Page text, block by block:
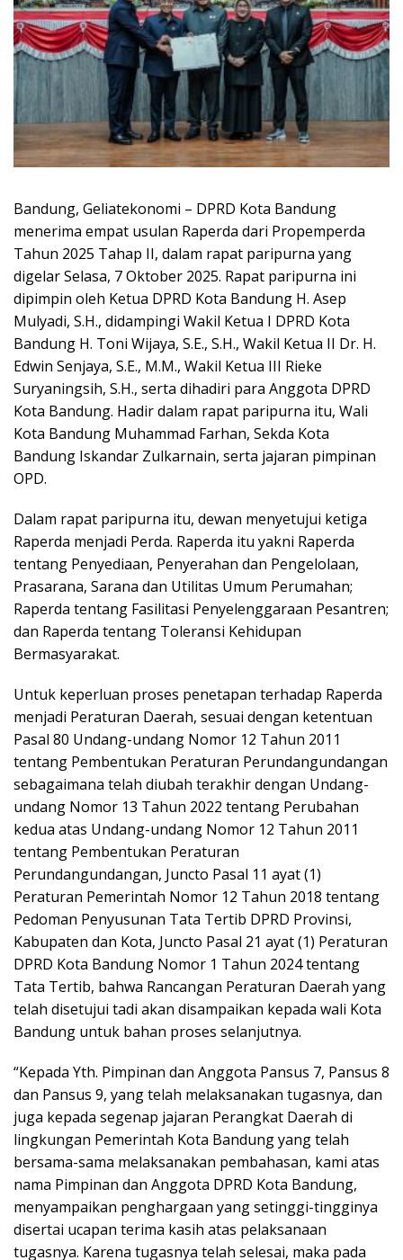
Bandung, Geliatekonomi – DPRD Kota Bandung
menerima empat usulan Raperda dari Propemperda
Tahun 2025 Tahap II, dalam rapat paripurna yang
digelar Selasa, 7 Oktober 2025. Rapat paripurna ini
dipimpin oleh Ketua DPRD Kota Bandung H. Asep
Mulyadi, S.H., didampingi Wakil Ketua I DPRD Kota
Bandung H. Toni Wijaya, S.E., S.H., Wakil Ketua II Dr. H.
Edwin Senjaya, S.E., M.M., Wakil Ketua III Rieke
Suryaningsih, S.H., serta dihadiri para Anggota DPRD
Kota Bandung. Hadir dalam rapat paripurna itu, Wali
Kota Bandung Muhammad Farhan, Sekda Kota
Bandung Iskandar Zulkarnain, serta jajaran pimpinan
OPD.
Dalam rapat paripurna itu, dewan menyetujui ketiga
Raperda menjadi Perda. Raperda itu yakni Raperda
tentang Penyediaan, Penyerahan dan Pengelolaan,
Prasarana, Sarana dan Utilitas Umum Perumahan;
Raperda tentang Fasilitasi Penyelenggaraan Pesantren;
dan Raperda tentang Toleransi Kehidupan
Bermasyarakat.
Untuk keperluan proses penetapan terhadap Raperda
menjadi Peraturan Daerah, sesuai dengan ketentuan
Pasal 80 Undang-undang Nomor 12 Tahun 2011
tentang Pembentukan Peraturan Perundangundangan
sebagaimana telah diubah terakhir dengan Undang-
undang Nomor 13 Tahun 2022 tentang Perubahan
kedua atas Undang-undang Nomor 12 Tahun 2011
tentang Pembentukan Peraturan
Perundangundangan, Juncto Pasal 11 ayat (1)
Peraturan Pemerintah Nomor 12 Tahun 2018 tentang
Pedoman Penyusunan Tata Tertib DPRD Provinsi,
Kabupaten dan Kota, Juncto Pasal 21 ayat (1) Peraturan
DPRD Kota Bandung Nomor 1 Tahun 2024 tentang
Tata Tertib, bahwa Rancangan Peraturan Daerah yang
telah disetujui tadi akan disampaikan kepada wali Kota
Bandung untuk bahan proses selanjutnya.
“Kepada Yth. Pimpinan dan Anggota Pansus 7, Pansus 8
dan Pansus 9, yang telah melaksanakan tugasnya, dan
juga kepada segenap jajaran Perangkat Daerah di
lingkungan Pemerintah Kota Bandung yang telah
bersama-sama melaksanakan pembahasan, kami atas
nama Pimpinan dan Anggota DPRD Kota Bandung,
menyampaikan penghargaan yang setinggi-tingginya
disertai ucapan terima kasih atas pelaksanaan
tugasnya. Karena tugasnya telah selesai, maka pada